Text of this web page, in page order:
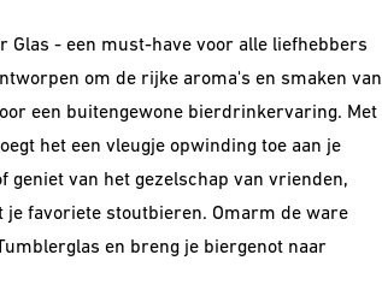
Glas - een must-have voor alle liefhebbers
om de rijke aroma's en smaken van
een buitengewone bierdrinkervaring. Met
het een vleugje opwinding toe aan je
geniet van het gezelschap van vrienden,
favoriete stoutbieren. Omarm de ware
en breng je biergenot naar